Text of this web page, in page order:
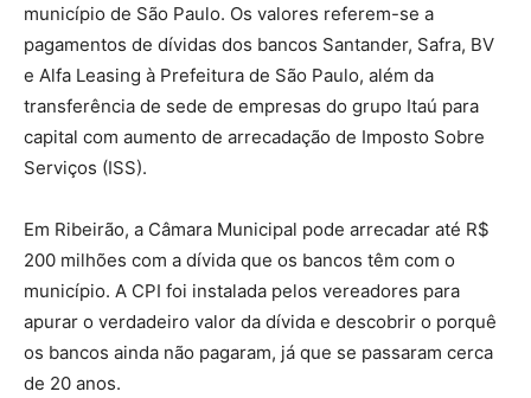
município de São Paulo. Os valores referem-se a
pagamentos de dívidas dos bancos Santander, Safra, BV
e Alfa Leasing à Prefeitura de São Paulo, além da
transferência de sede de empresas do grupo Itaú para
capital com aumento de arrecadação de Imposto Sobre
Serviços (ISS).
Em Ribeirão, a Câmara Municipal pode arrecadar até R$
200 milhões com a dívida que os bancos têm com o
município. A CPI foi instalada pelos vereadores para
apurar o verdadeiro valor da dívida e descobrir o porquê
os bancos ainda não pagaram, já que se passaram cerca
de 20 anos.